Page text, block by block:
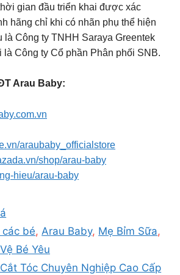
gian đầu triển khai được xác
hãng chỉ khi có nhãn phụ thể hiện
là Công ty TNHH Saraya Greentek
là Công ty Cổ phần Phân phối SNB.
Arau Baby:
araubaby_officialstore
shop/arau-baby
hieu/arau-baby
bé,Arau Baby, Mẹ Bỉm Sữa,
Bé Yêu
Tóc Chuyên Nghiệp Cao Cấp